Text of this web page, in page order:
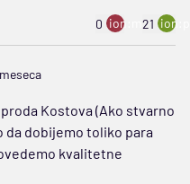
0 ion:minus
21
Kostova (Ako stvarno
da dobijemo toliko para
kvalitetne